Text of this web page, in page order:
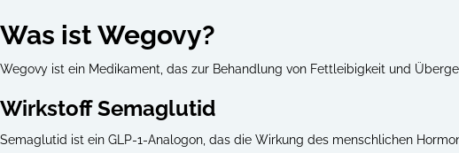
Was ist Wegovy?
Wegovy ist ein Medikament, das zur Behandlung von Fettleibigkeit und
Wirkstoff Semaglutid
Semaglutid ist ein GLP-1-Analogon, das die Wirkung des menschlichen